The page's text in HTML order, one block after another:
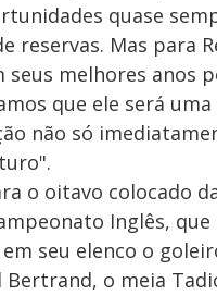
quase
reservas. Mas para
melhores anos
que ele será uma
não só
o oitavo colocado
Inglês, que
seu elenco o
o meia